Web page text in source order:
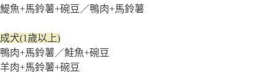
鯷魚+馬鈴薯+碗豆／鴨肉+馬鈴薯
成犬(1歲以上)
鴨肉+馬鈴薯／鮭魚+碗豆
羊肉+馬鈴薯+碗豆